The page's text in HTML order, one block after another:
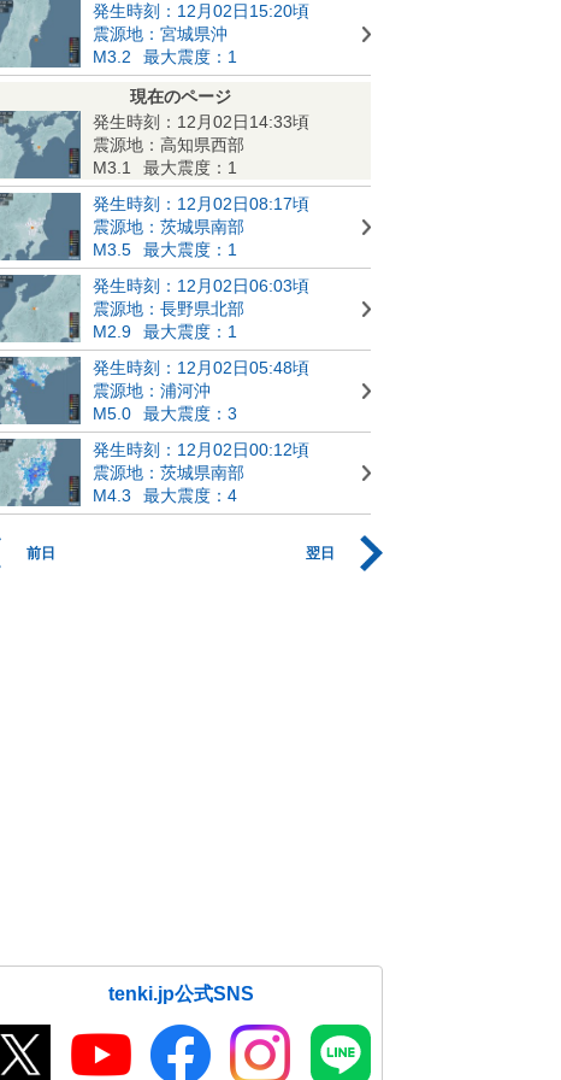
発生時刻：12月02日15:20頃
震源地：宮城県沖
M3.2
最大震度：1
現在のページ
発生時刻：12月02日14:33頃
震源地：高知県西部
M3.1
最大震度：1
発生時刻：12月02日08:17頃
震源地：茨城県南部
M3.5
最大震度：1
発生時刻：12月02日06:03頃
震源地：長野県北部
M2.9
最大震度：1
発生時刻：12月02日05:48頃
震源地：浦河沖
M5.0
最大震度：3
発生時刻：12月02日00:12頃
震源地：茨城県南部
M4.3
最大震度：4
前日 翌日
tenki.jp公式SNS